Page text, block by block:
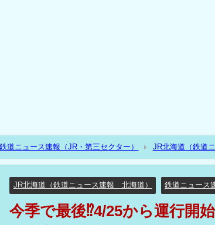
鉄道ニュース速報（JR・第三セクター） JR北海道（鉄道
引する人気客車列車⁉
JR北海道（鉄道ニュース速報 北海道） 鉄道ニュース
今季で最後⁉4/25から運行開